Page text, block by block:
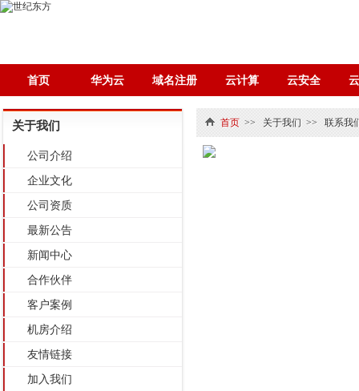
首页 华为云 域名注册 云计算 云安全
关于我们
公司介绍
企业文化
公司资质
最新公告
新闻中心
合作伙伴
客户案例
机房介绍
友情链接
加入我们
首页 >> 关于我们 >> 联系我